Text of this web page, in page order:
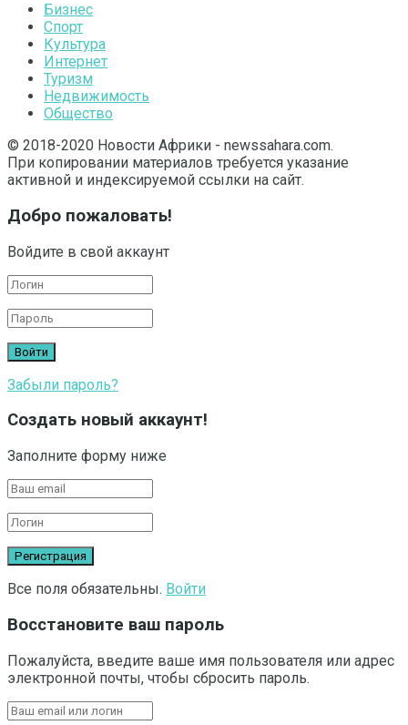
Бизнес
Спорт
Культура
Интернет
Туризм
Недвижимость
Общество
© 2018-2020 Новости Африки - newssahara.com.
При копировании материалов требуется указание
активной и индексируемой ссылки на сайт.
Добро пожаловать!
Войдите в свой аккаунт
Забыли пароль?
Создать новый аккаунт!
Заполните форму ниже
Все поля обязательны. Войти
Восстановите ваш пароль
Пожалуйста, введите ваше имя пользователя или адрес
электронной почты, чтобы сбросить пароль.